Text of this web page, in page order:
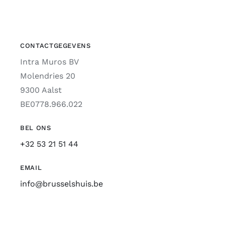
CONTACTGEGEVENS
Intra Muros BV
Molendries 20
9300 Aalst
BE0778.966.022
BEL ONS
+32 53 21 51 44
EMAIL
info@brusselshuis.be